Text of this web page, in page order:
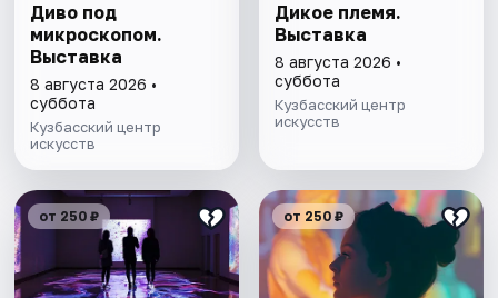
Диво под
микроскопом.
Выставка
8 августа 2026 •
суббота
Кузбасский центр
искусств
Дикое племя.
Выставка
8 августа 2026 •
суббота
Кузбасский центр
искусств
от 250 ₽ от 250 ₽